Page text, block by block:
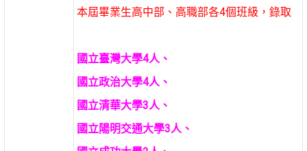
本屆畢業生高中部、高職部各4個班級，錄取
國立臺灣大學4人、
國立政治大學4人、
國立清華大學3人、
國立陽明交通大學3人、